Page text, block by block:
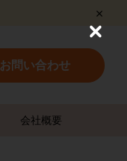
お問い合わせ
会社概要
C
l